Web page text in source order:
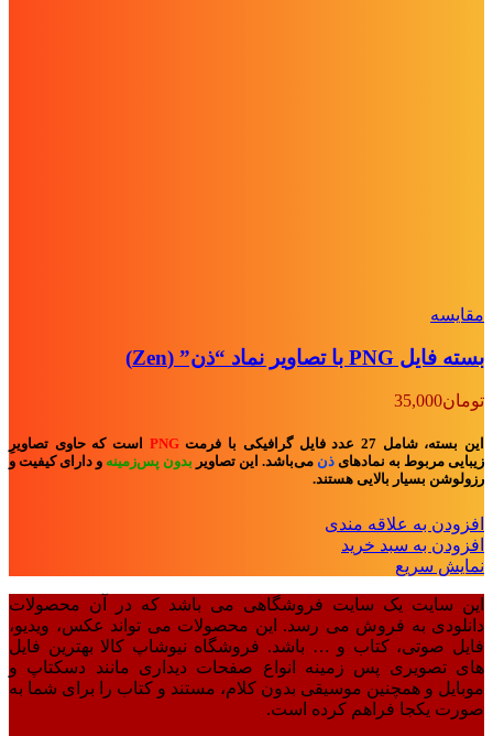
مقايسه
بسته فایل PNG با تصاویر نماد “ذن” (Zen)
تومان35,000
این بسته، شامل 27 عدد فایل گرافیکی با فرمت PNG
است که حاوی تصاویرِ
زیبایی مربوط به نمادهای ذن می‌باشد. این تصاویر بدون پس‌زمینه و دارای کیفیت و
رزولوشن بسیار بالایی هستند.
افزودن به علاقه مندی
افزودن به سبد خرید
نمایش سریع
این سایت یک سایت فروشگاهی می باشد که در آن محصولات
دانلودی به فروش می رسد. این محصولات می تواند عکس، ویدیو،
فایل صوتی، کتاب و … باشد. فروشگاه نیوشاپ کالا بهترین فایل
های تصویری پس زمینه انواع صفحات دیداری مانند دسکتاپ و
موبایل و همچنین موسیقی بدون کلام، مستند و کتاب را برای شما به
صورت یکجا فراهم کرده است.